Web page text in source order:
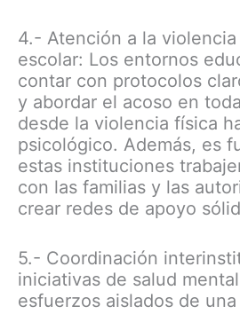
4.- Atención a la
escolar: Los entornos
contar con protocolos
y abordar el acoso en
desde la violencia física
psicológico. Además, es
estas instituciones
con las familias y las
crear redes de apoyo
5.- Coordinación
iniciativas de salud
esfuerzos aislados de